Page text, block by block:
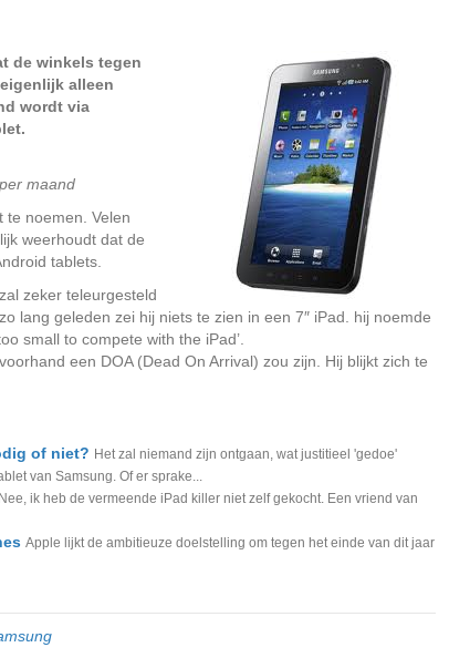
de winkels tegen
alleen
wordt via
maand
te noemen. Velen
weerhoudt dat de
tablets.
zeker teleurgesteld
lang geleden zei hij niets te zien in een 7″ iPad. hij noemde
small to compete with the iPad’.
een DOA (Dead On Arrival) zou zijn. Hij blijkt zich te
of niet? Het zal niemand zijn ontgaan, wat justitieel 'gedoe'
van Samsung. Of er sprake...
Nee, ik heb de vermeende iPad killer niet zelf gekocht. Een vriend van
Apple lijkt de ambitieuze doelstelling om tegen het einde van dit jaar